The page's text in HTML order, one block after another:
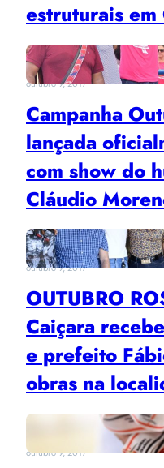
estruturais em
outubro 9, 2017
Campanha
lançada
com show do
Cláudio
outubro 9, 2017
OUTUBRO
Caiçara
e prefeito
obras na
outubro 9, 2017